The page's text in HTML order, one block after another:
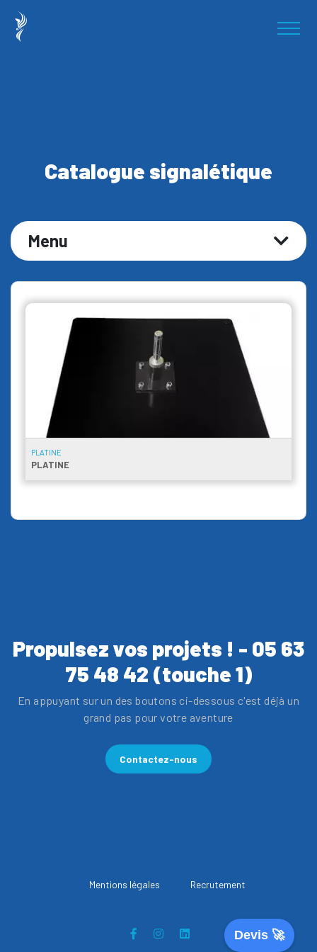
Catalogue signalétique
Menu
PLATINE
PLATINE
Propulsez vos projets ! - 05 63
75 48 42 (touche 1)
En appuyant sur un des boutons ci-dessous c'est déjà un
grand pas pour votre aventure
Contactez-nous
Mentions légales Recrutement
Devis 🚀